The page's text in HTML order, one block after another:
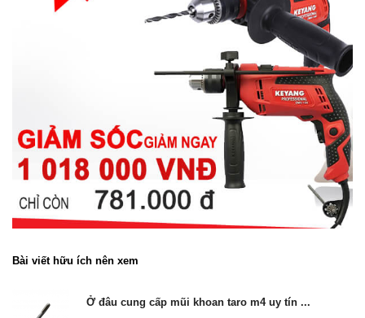
Bài viết hữu ích nên xem
Ở đâu cung cấp mũi khoan taro m4 uy tín ...